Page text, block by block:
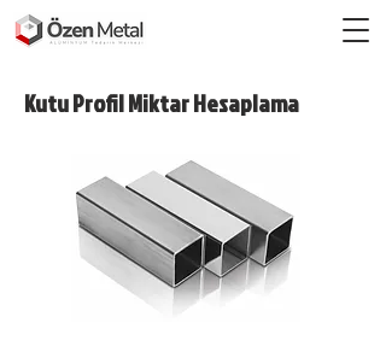
Kutu Profil Miktar Hesaplama